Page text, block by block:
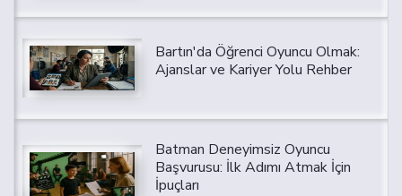
Bartın'da Öğrenci Oyuncu Olmak:
Ajanslar ve Kariyer Yolu Rehber
Batman Deneyimsiz Oyuncu
Başvurusu: İlk Adımı Atmak İçin
İpuçları